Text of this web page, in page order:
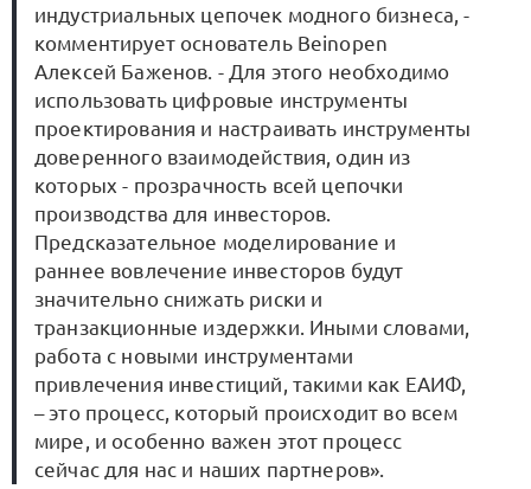
индустриальных цепочек модного бизнеса, -
комментирует основатель Beinopen
Алексей Баженов. - Для этого необходимо
использовать цифровые инструменты
проектирования и настраивать инструменты
доверенного взаимодействия, один из
которых - прозрачность всей цепочки
производства для инвесторов.
Предсказательное моделирование и
раннее вовлечение инвесторов будут
значительно снижать риски и
транзакционные издержки. Иными словами,
работа с новыми инструментами
привлечения инвестиций, такими как ЕАИФ,
– это процесс, который происходит во всем
мире, и особенно важен этот процесс
сейчас для нас и наших партнеров».